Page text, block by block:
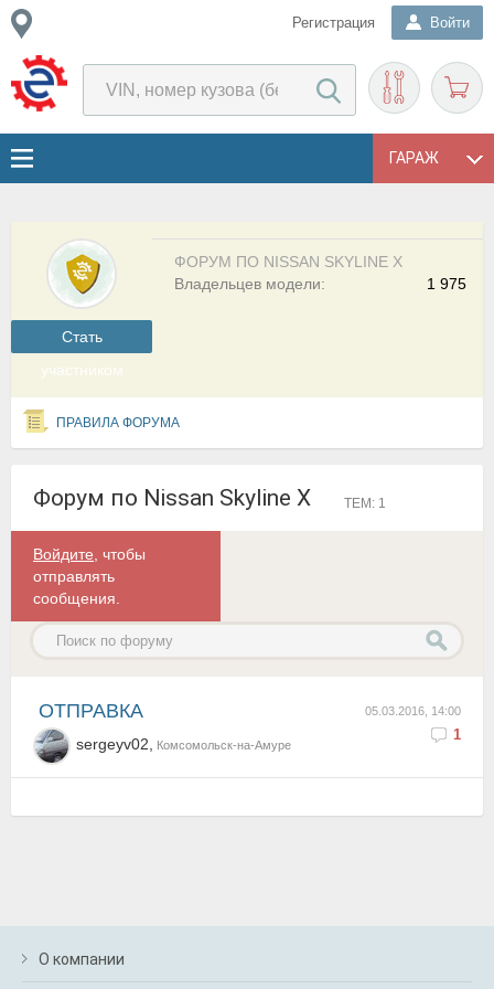
Регистрация Войти
ГАРАЖ
Cтать
участником
ФОРУМ ПО NISSAN SKYLINE X
1 975
Владельцев модели:
ПРАВИЛА ФОРУМА
Форум по Nissan Skyline X ТЕМ: 1
Войдите , чтобы
отправлять
сообщения.
05.03.2016, 14:00
1
ОТПРАВКА
sergeyv02, Комсомольск-на-Амуре
О компании